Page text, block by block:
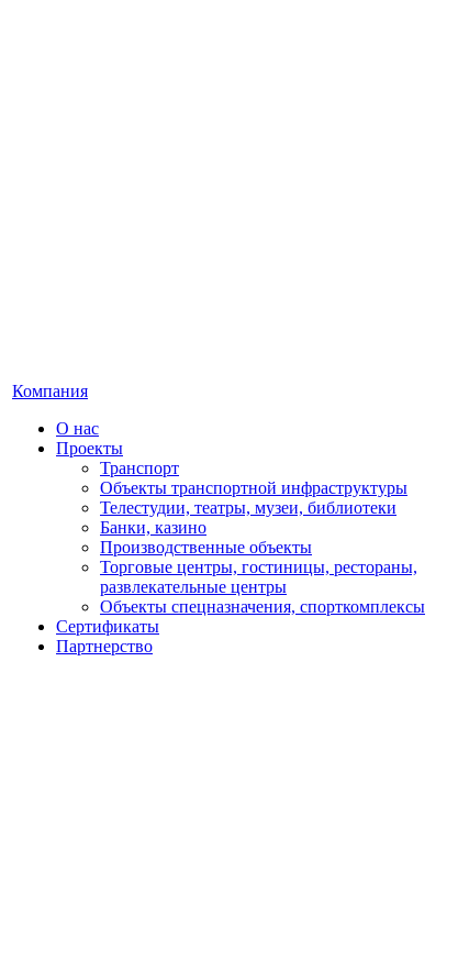
Компания
О нас
Проекты
Транспорт
Объекты транспортной инфраструктуры
Телестудии, театры, музеи, библиотеки
Банки, казино
Производственные объекты
Торговые центры, гостиницы, рестораны,
развлекательные центры
Объекты спецназначения, спорткомплексы
Сертификаты
Партнерство